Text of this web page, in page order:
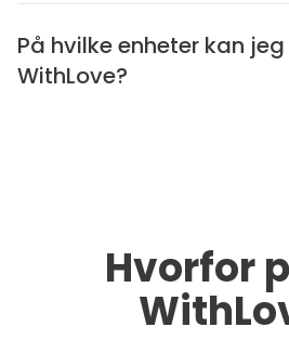
På hvilke enheter kan
WithLove?
Hvorfor